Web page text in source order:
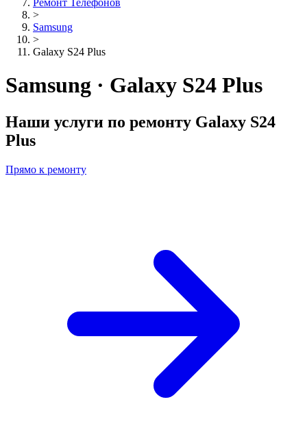
Ремонт Телефонов
>
Samsung
>
Galaxy S24 Plus
Samsung · Galaxy S24 Plus
Наши услуги по ремонту Galaxy S24
Plus
Прямо к ремонту